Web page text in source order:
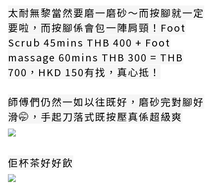
太耐無黎當然要磨一磨砂～而按腳就一定
要啦，而按腳係會包一陣肩頸！Foot
Scrub 45mins THB 400 + Foot
massage 60mins THB 300 = THB
700，HKD 150有找，真心抵！
師傅們仍然一如以往既好，磨砂完對腳好
滑🤭，手起刀落式既按壓真係超級爽
佢杯茶好好飲